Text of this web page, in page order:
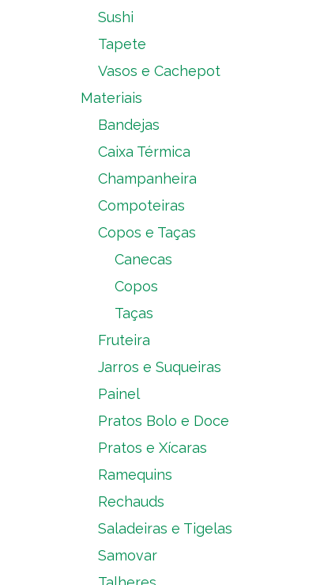
Sushi
Tapete
Vasos e Cachepot
Materiais
Bandejas
Caixa Térmica
Champanheira
Compoteiras
Copos e Taças
Canecas
Copos
Taças
Fruteira
Jarros e Suqueiras
Painel
Pratos Bolo e Doce
Pratos e Xícaras
Ramequins
Rechauds
Saladeiras e Tigelas
Samovar